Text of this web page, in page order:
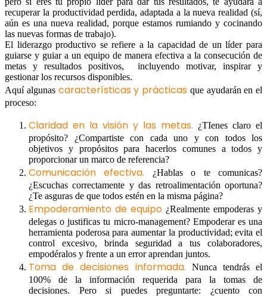
recuperar la productividad perdida, adaptada a la nueva realidad (sí,
aún es una nueva realidad, porque estamos rumiando y cocinando
las nuevas formas de trabajo).
El liderazgo productivo se refiere a la capacidad de un líder para
guiarse y guiar a un equipo de manera efectiva a la consecución de
metas y resultados positivos, incluyendo motivar, inspirar y
gestionar los recursos disponibles.
Aquí algunas características y prácticas que ayudarán en el
proceso:
Claridad en la visión y las metas. ¿TIenes claro el
propósito? ¿Compartiste con cada uno y con todos los
objetivos y propósitos para hacerlos comunes a todos y
proporcionar un marco de referencia?
Comunicación efectiva. ¿Hablas o te comunicas?
¿Escuchas correctamente y das retroalimentación oportuna?
¿Te asguras de que todos estén en la misma página?
Empoderamiento de equipo ¿Realmente empoderas y
delegas o justificas tu micro-management? Empoderar es una
herramienta poderosa para aumentar la productividad; evita el
control excesivo, brinda seguridad a tus colaboradores,
empodéralos y frente a un error aprendan juntos.
Toma de decisiones informada. Nunca tendrás el
100% de la información requerida para la tomas de
decisiones. Pero si puedes preguntarte: ¿cuento con